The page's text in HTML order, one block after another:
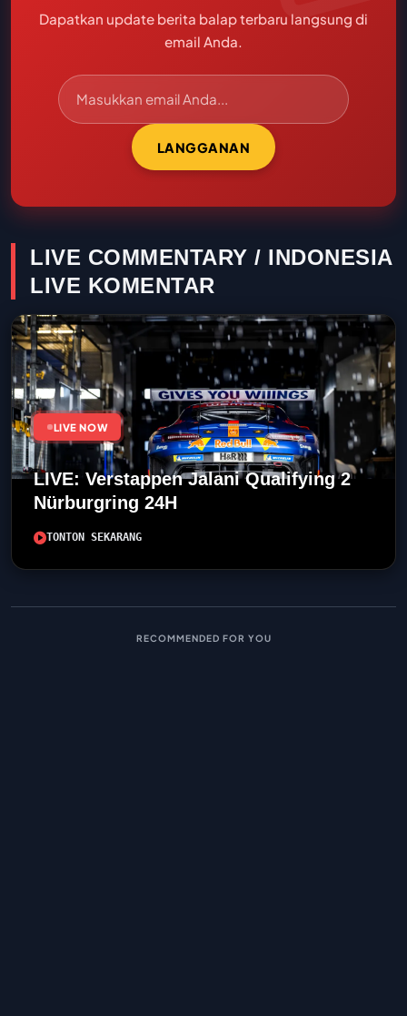
Dapatkan update berita balap terbaru langsung di
email Anda.
LANGGANAN
LIVE COMMENTARY / INDONESIA
LIVE KOMENTAR
LIVE NOW
LIVE: Verstappen Jalani Qualifying 2
Nürburgring 24H
TONTON SEKARANG
RECOMMENDED FOR YOU